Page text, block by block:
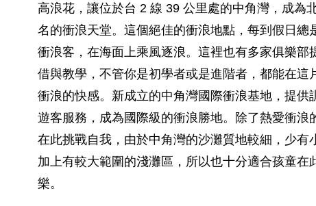
高浪花，讓位於台 2 線 39 公里處的中角灣，成為
名的衝浪天堂。這個絕佳的衝浪地點，每到假日總
衝浪客，在海面上乘風逐浪。這裡也有多家俱樂部
借與教學，不管你是初學者或是進階者，都能在這
衝浪的快感。新成立的中角灣國際衝浪基地，提供
遊客服務，成為國際級的衝浪勝地。除了熱愛衝浪
在此挑戰自我，由於中角灣的沙灘質地較細，少有
加上有較大範圍的淺灘區，所以也十分適合孩童在
樂。